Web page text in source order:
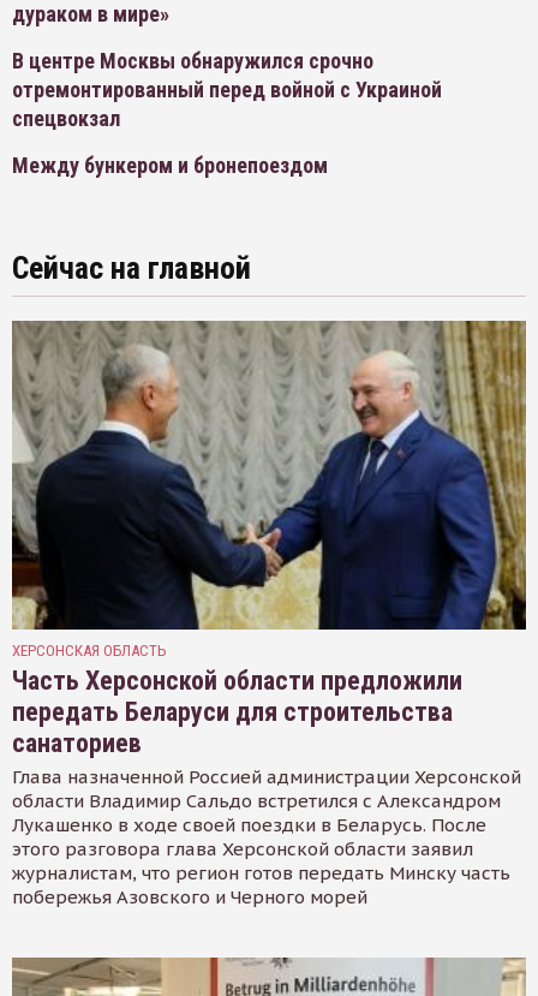
дураком в мире»
В центре Москвы обнаружился срочно
отремонтированный перед войной с Украиной
спецвокзал
Между бункером и бронепоездом
Сейчас на главной
ХЕРСОНСКАЯ ОБЛАСТЬ
Часть Херсонской области предложили
передать Беларуси для строительства
санаториев
Глава назначенной Россией администрации Херсонской
области Владимир Сальдо встретился с Александром
Лукашенко в ходе своей поездки в Беларусь. После
этого разговора глава Херсонской области заявил
журналистам, что регион готов передать Минску часть
побережья Азовского и Черного морей